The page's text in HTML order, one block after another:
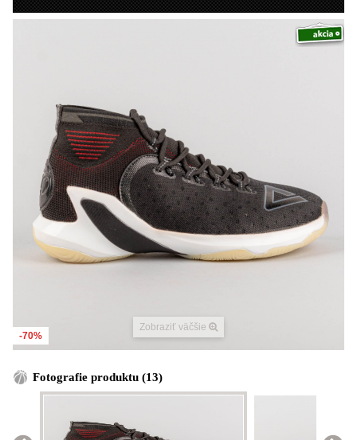
Zobraziť väčšie
-70%
Fotografie produktu (13)